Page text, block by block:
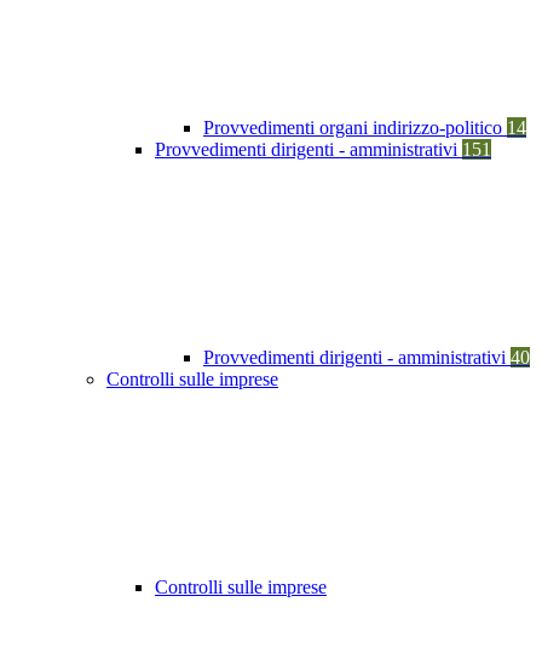
Provvedimenti organi indirizzo-politico 14
Provvedimenti dirigenti - amministrativi 151
Provvedimenti dirigenti - amministrativi 40
Controlli sulle imprese
Controlli sulle imprese